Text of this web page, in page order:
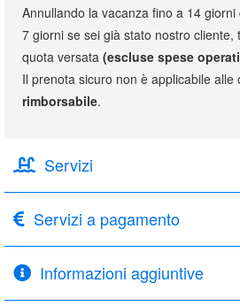
Annullando la vacanza fino a 14
7 giorni se sei già stato nostro cliente,
quota versata (escluse spese
Il prenota sicuro non è applicabile alle
rimborsabile.
Servizi
Servizi a pagamento
Informazioni aggiuntive